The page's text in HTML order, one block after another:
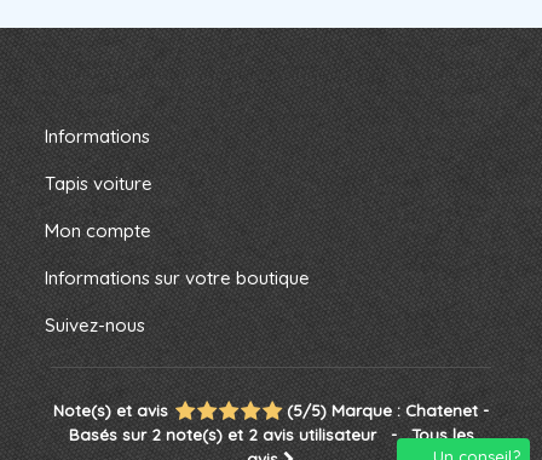
Informations
Tapis voiture
Mon compte
Informations sur votre boutique
Suivez-nous
Note(s) et avis (5/5)Marque : Chatenet-
Basés sur2note(s) et2avis utilisateur- Tous les